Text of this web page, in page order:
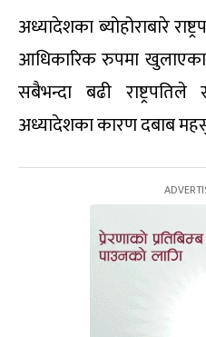
अध्यादेशका ब्योहोराबारे
आधिकारिक रुपमा
सबैभन्दा बढी
अध्यादेशका कारण दबाब